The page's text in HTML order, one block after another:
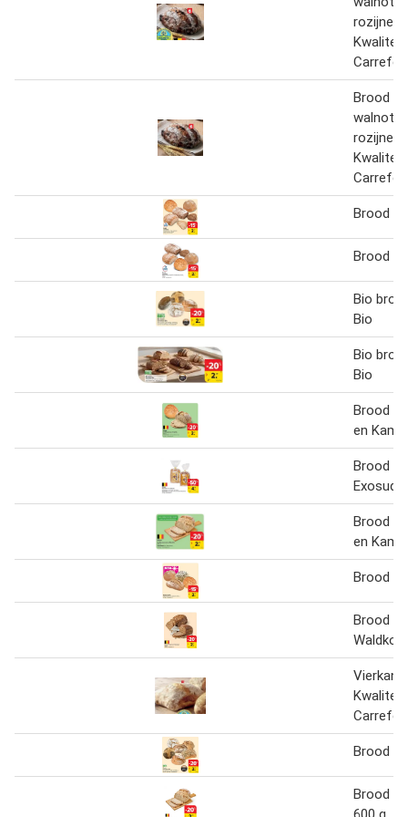
rozijnen
Brood
rozijnen
Brood
Brood
Bio
Bio
Bio
Bio
Brood
en
Brood
Exosud
Brood
en
Brood
Brood
Waldkorn
Vierkant
Brood
Brood